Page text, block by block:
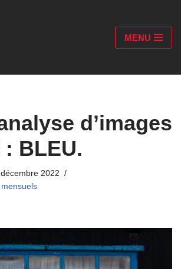
MENU
d’images
: BLEU.
2022